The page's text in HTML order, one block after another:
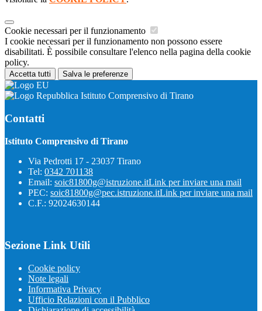
Cookie necessari per il funzionamento
I cookie necessari per il funzionamento non possono essere
disabilitati. È possibile consultare l'elenco nella pagina della cookie
policy.
Accetta tutti Salva le preferenze
Istituto Comprensivo di Tirano
Contatti
Istituto Comprensivo di Tirano
Via Pedrotti 17 - 23037 Tirano
Tel: 0342 701138
Email: soic81800g@istruzione.itLink per inviare una mail
PEC: soic81800g@pec.istruzione.itLink per inviare una mail
C.F.: 92024630144
Sezione Link Utili
Cookie policy
Note legali
Informativa Privacy
Ufficio Relazioni con il Pubblico